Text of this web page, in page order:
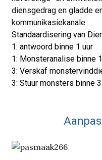
diensgedrag en gladde
kommunikasiekanale.
Standaardisering van
1: antwoord binne 1 uur
1: Monsteranalise binne
3: Verskaf
3: Stuur monsters binne